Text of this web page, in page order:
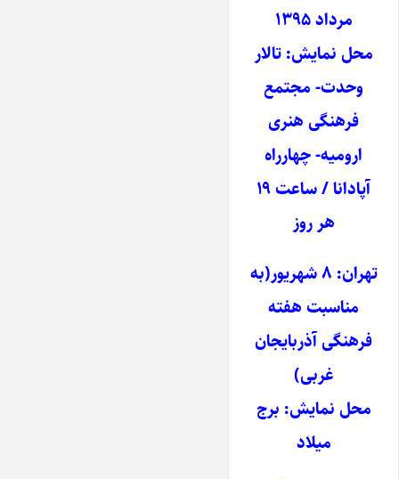
مرداد ۱۳۹۵
محل نمایش: تالار
وحدت- مجتمع
فرهنگی هنری
ارومیه- چهارراه
آپادانا / ساعت ۱۹
هر روز
تهران: ۸ شهریور(به
مناسبت هفته
فرهنگی آذربایجان
غربی)
محل نمایش: برج
میلاد